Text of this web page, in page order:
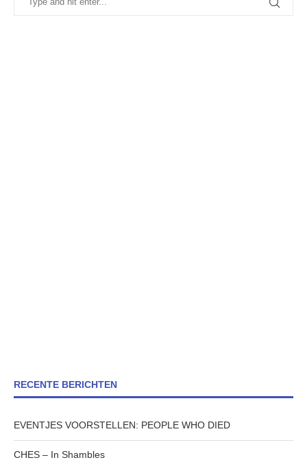
RECENTE BERICHTEN
EVENTJES VOORSTELLEN: PEOPLE WHO DIED
CHES – In Shambles